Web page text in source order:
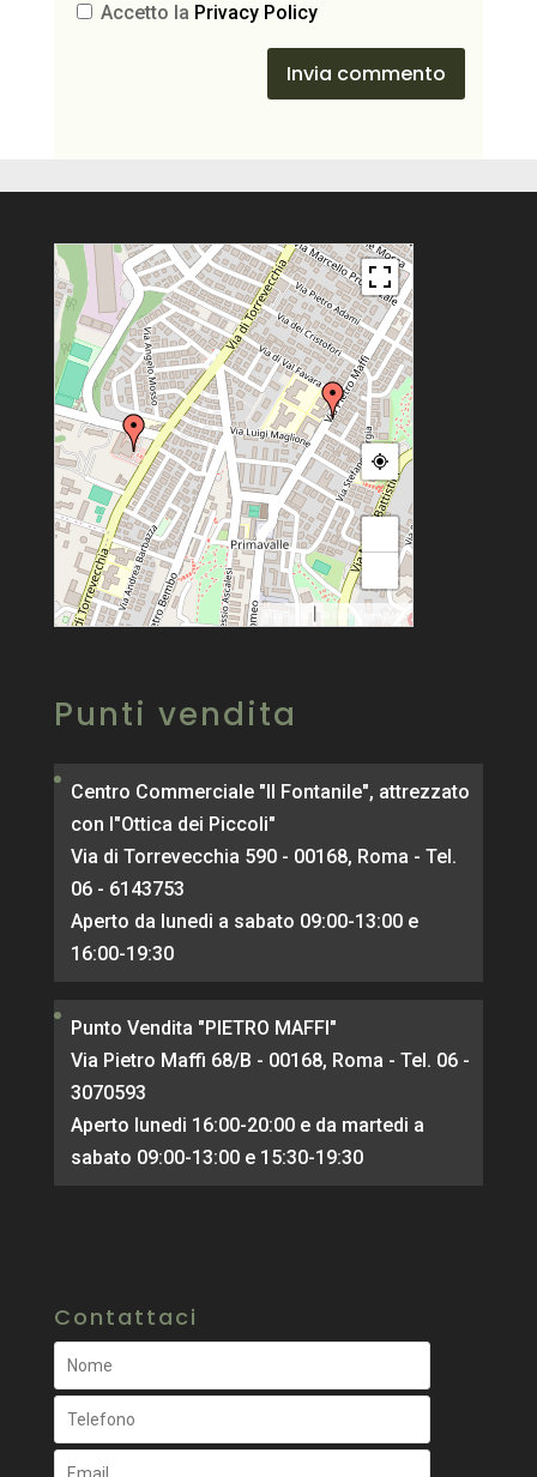
Accetto la Privacy Policy
© OpenStreetMap
Punti vendita
Centro Commerciale "Il Fontanile", attrezzato
con l"Ottica dei Piccoli"
Via di Torrevecchia 590 - 00168, Roma - Tel.
06 - 6143753
Aperto da lunedi a sabato 09:00-13:00 e
16:00-19:30
Punto Vendita "PIETRO MAFFI"
Via Pietro Maffi 68/B - 00168, Roma - Tel. 06 -
3070593
Aperto lunedi 16:00-20:00 e da martedi a
sabato 09:00-13:00 e 15:30-19:30
Contattaci